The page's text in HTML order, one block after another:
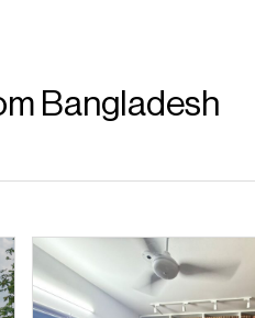
Bangladesh